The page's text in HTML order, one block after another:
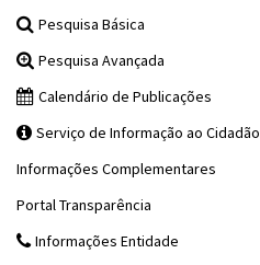
Pesquisa Básica
Pesquisa Avançada
Calendário de Publicações
Serviço de Informação ao Cidadão
Informações Complementares
Portal Transparência
Informações Entidade